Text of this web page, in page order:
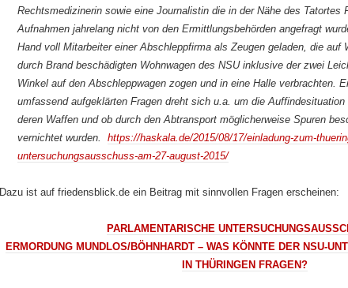
Rechtsmedizinerin sowie eine Journalistin die in der Nähe des Tatortes
Aufnahmen jahrelang nicht von den Ermittlungsbehörden angefragt
Hand voll Mitarbeiter einer Abschleppfirma als Zeugen geladen, die auf
durch Brand beschädigten Wohnwagen des NSU inklusive der zwei
Winkel auf den Abschleppwagen zogen und in eine Halle verbrachten.
umfassend aufgeklärten Fragen dreht sich u.a. um die
deren Waffen und ob durch den Abtransport möglicherweise Spuren
vernichtet wurden. https://haskala.de/2015/08/17/einladung-zum-
untersuchungsausschuss-am-27-august-2015/
Dazu ist auf friedensblick.de ein Beitrag mit sinnvollen Fragen erscheinen:
PARLAMENTARISCHE
ERMORDUNG MUNDLOS/BÖHNHARDT – WAS KÖNNTE DER NSU-
IN THÜRINGEN FRAGEN?